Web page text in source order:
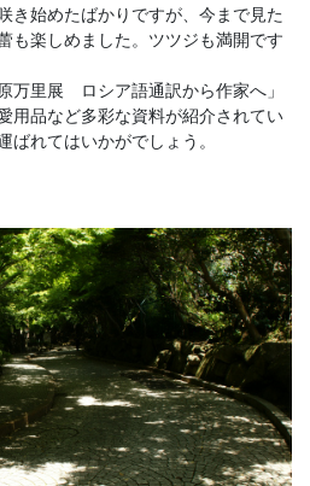
き始めたばかりですが、今まで見た
も楽しめました。ツツジも満開です
万里展 ロシア語通訳から作家へ」
用品など多彩な資料が紹介されてい
ばれてはいかがでしょう。